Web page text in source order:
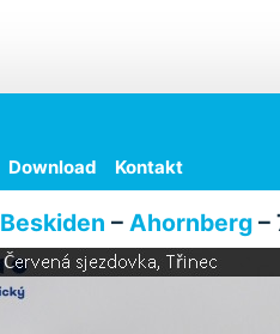
Download Kontakt
Beskiden – Ahornberg–